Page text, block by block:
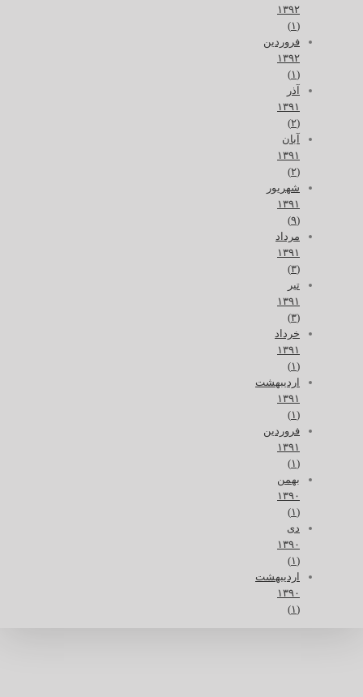
۱۳۹۲
فروردین
۱۳۹۲
آذر
۱۳۹۱
آبان
۱۳۹۱
شهریور
۱۳۹۱
مرداد
۱۳۹۱
تیر
۱۳۹۱
خرداد
۱۳۹۱
اردیبهشت
۱۳۹۱
فروردین
۱۳۹۱
بهمن
۱۳۹۰
دی
۱۳۹۰
اردیبهشت
۱۳۹۰